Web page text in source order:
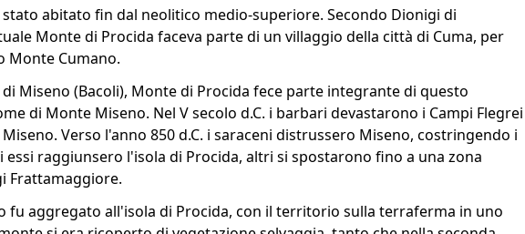
abitato fin dal neolitico medio-superiore. Secondo Dionigi di
Monte di Procida faceva parte di un villaggio della città di Cuma, per
Monte Cumano.
Miseno (Bacoli), Monte di Procida fece parte integrante di questo
di Monte Miseno. Nel V secolo d.C. i barbari devastarono i Campi Flegrei
Verso l'anno 850 d.C. i saraceni distrussero Miseno, costringendo i
essi raggiunsero l'isola di Procida, altri si spostarono fino a una zona
Frattamaggiore.
fu aggregato all'isola di Procida, con il territorio sulla terraferma in uno